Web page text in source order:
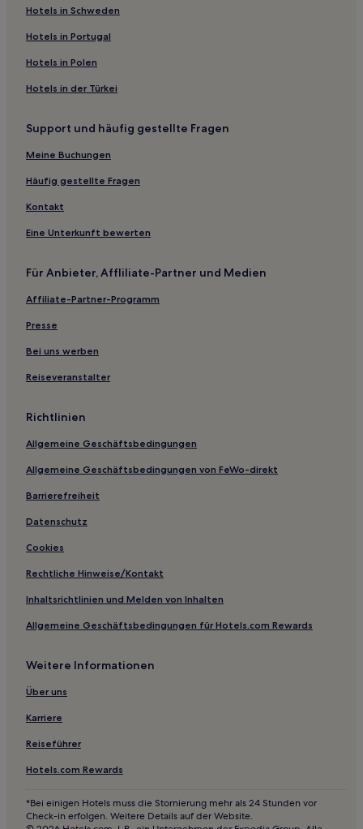
Crookstown Hotels
Butlerstown Hotels
Hotels nahe Doneraile Court
Ferienwohnungen in Cork
3-Sterne-Hotels in Cork
Hotels in Schweden
Hotels in Portugal
Hotels in Polen
Hotels in der Türkei
Support und häufig gestellte Fragen
Meine Buchungen
Häufig gestellte Fragen
Kontakt
Eine Unterkunft bewerten
Für Anbieter, Affliliate-Partner und Medien
Affiliate-Partner-Programm
Presse
Bei uns werben
Reiseveranstalter
Richtlinien
Allgemeine Geschäftsbedingungen
Allgemeine Geschäftsbedingungen von FeWo-direkt
Barrierefreiheit
Datenschutz
Cookies
Rechtliche Hinweise/Kontakt
Inhaltsrichtlinien und Melden von Inhalten
Allgemeine Geschäftsbedingungen für Hotels.com Rewards
Weitere Informationen
Über uns
Karriere
Reiseführer
Hotels.com Rewards
*Bei einigen Hotels muss die Stornierung mehr als 24 Stunden vor
Check-in erfolgen. Weitere Details auf der Website.